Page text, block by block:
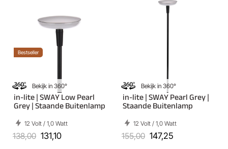
Bekijk in 360°
Bestseller
in-lite | SWAY Low Pearl
Grey | Staande Buitenlamp
12 Volt / 1,0 Watt
138,00 131,10
Bekijk in 360°
in-lite | SWAY Pearl Grey |
Staande Buitenlamp
12 Volt / 1,0 Watt
155,00 147,25